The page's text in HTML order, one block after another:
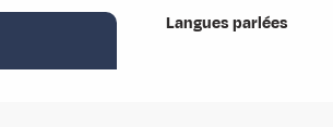
Langues parlées
Langues parlées